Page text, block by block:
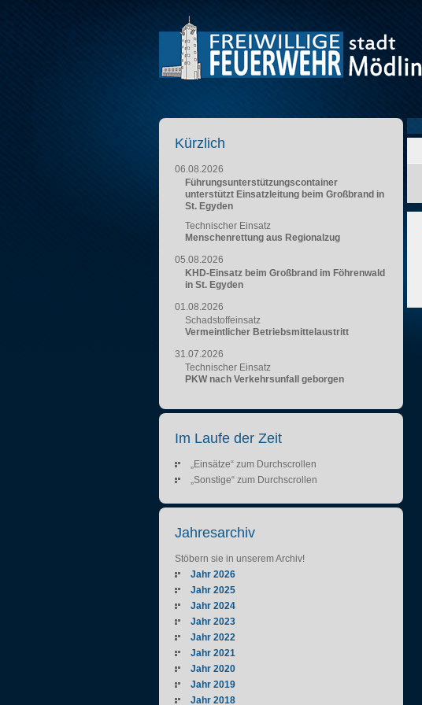
Kürzlich
06.08.2026
Führungsunterstützungscontainer
unterstützt Einsatzleitung beim Großbrand in
St. Egyden
Technischer Einsatz
Menschenrettung aus Regionalzug
05.08.2026
KHD-Einsatz beim Großbrand im Föhrenwald
in St. Egyden
01.08.2026
Schadstoffeinsatz
Vermeintlicher Betriebsmittelaustritt
31.07.2026
Technischer Einsatz
PKW nach Verkehrsunfall geborgen
Im Laufe der Zeit
„Einsätze“ zum Durchscrollen
„Sonstige“ zum Durchscrollen
Jahresarchiv
Stöbern sie in unserem Archiv!
Jahr 2026
Jahr 2025
Jahr 2024
Jahr 2023
Jahr 2022
Jahr 2021
Jahr 2020
Jahr 2019
Jahr 2018